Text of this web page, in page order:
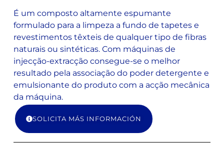
É um composto altamente espumante
formulado para a limpeza a fundo de tapetes e
revestimentos têxteis de qualquer tipo de fibras
naturais ou sintéticas. Com máquinas de
injecção-extracção consegue-se o melhor
resultado pela associação do poder detergente e
emulsionante do produto com a acção mecânica
da máquina.
SOLICITA MÁS INFORMACIÓN